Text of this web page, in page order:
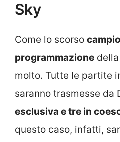
Sky
Come lo scorso
programmazione
molto. Tutte le partite
saranno trasmesse da
esclusiva e tre in
questo caso, infatti,